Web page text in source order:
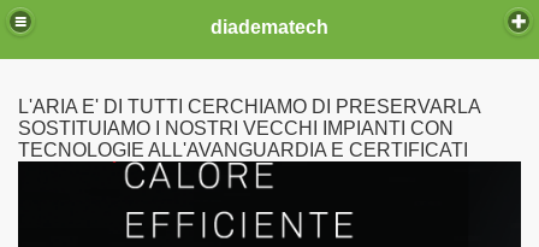
diadematech
L'ARIA E' DI TUTTI CERCHIAMO DI PRESERVARLA
SOSTITUIAMO I NOSTRI VECCHI IMPIANTI CON
TECNOLOGIE ALL'AVANGUARDIA E CERTIFICATI